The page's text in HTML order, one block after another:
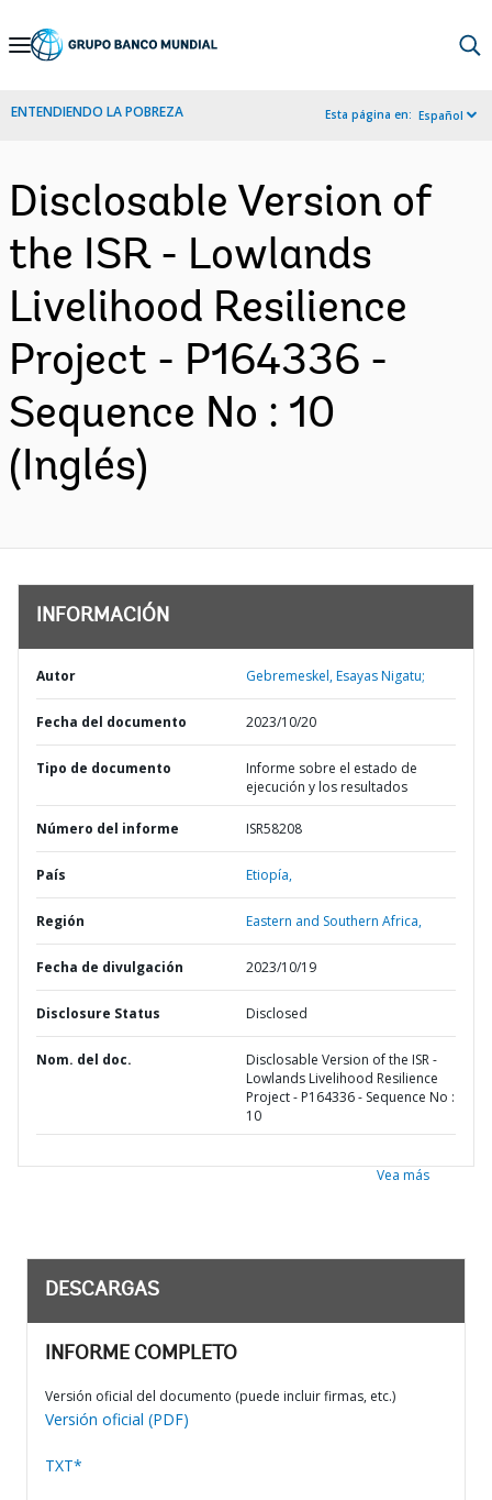
Skip
Navigation
ENTENDIENDO LA POBREZA Esta página en: Español
Disclosable Version of
the ISR - Lowlands
Livelihood Resilience
Project - P164336 -
Sequence No : 10
(Inglés)
INFORMACIÓN
Autor Gebremeskel, Esayas Nigatu;
Fecha del documento 2023/10/20
Tipo de documento
Informe sobre el estado de
ejecución y los resultados
Número del informe ISR58208
País Etiopía,
Región Eastern and Southern Africa,
Fecha de divulgación 2023/10/19
Disclosure Status Disclosed
Nom. del doc.
Disclosable Version of the ISR -
Lowlands Livelihood Resilience
Project - P164336 - Sequence No :
10
Vea más
DESCARGAS
INFORME COMPLETO
Versión oficial del documento (puede incluir firmas, etc.)
Versión oficial (PDF)
TXT*